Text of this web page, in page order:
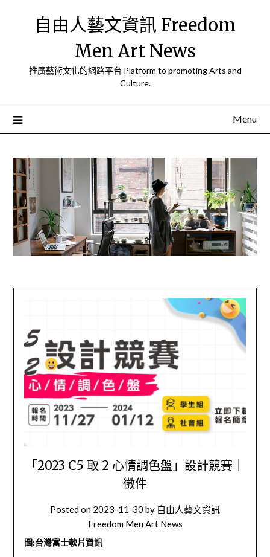
自由人藝文資訊 Freedom
Men Art News
推廣藝術文化的網路平台 Platform to promoting Arts and
Culture.
Menu
「2023 C5 取 2 心情調色盤」設計競賽｜
徵件
Posted on 2023-11-30 by 自由人藝文資訊
Freedom Men Art News
圖:台灣富士軟片資訊